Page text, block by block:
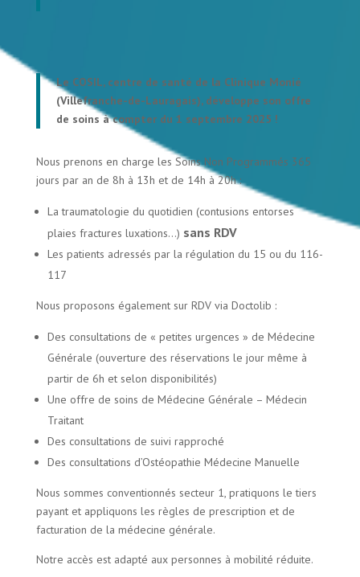
Le COSIL, centre de santé de la Clinique Monié
(Villefranche-de-Lauragais), développe son offre
de soins à compter du 1 septembre 2025 !
Nous prenons en charge les Soins Non Programmés 365
jours par an de 8h à 13h et de 14h à 20h :
La traumatologie du quotidien (contusions entorses
plaies fractures luxations…) sans RDV
Les patients adressés par la régulation du 15 ou du 116-
117
Nous proposons également sur RDV via Doctolib :
Des consultations de « petites urgences » de Médecine
Générale (ouverture des réservations le jour même à
partir de 6h et selon disponibilités)
Une offre de soins de Médecine Générale – Médecin
Traitant
Des consultations de suivi rapproché
Des consultations d’Ostéopathie Médecine Manuelle
Nous sommes conventionnés secteur 1, pratiquons le tiers
payant et appliquons les règles de prescription et de
facturation de la médecine générale.
Notre accès est adapté aux personnes à mobilité réduite.